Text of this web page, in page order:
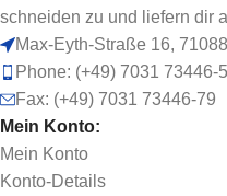
schneiden zu und liefern dir
Max-Eyth-Straße 16,
Phone: (+49) 7031 73446-
Fax: (+49) 7031 73446-79
Mein Konto:
Mein Konto
Konto-Details